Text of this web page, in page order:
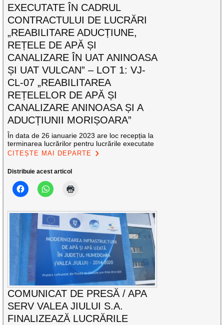
EXECUTATE ÎN CADRUL
CONTRACTULUI DE LUCRĂRI
„REABILITARE ADUCȚIUNE,
REȚELE DE APĂ ȘI
CANALIZARE ÎN UAT ANINOASA
ȘI UAT VULCAN” – LOT 1: VJ-
CL-07 „REABILITAREA
REȚELELOR DE APĂ ȘI
CANALIZARE ANINOASA ȘI A
ADUCȚIUNII MORIȘOARA”
În data de 26 ianuarie 2023 are loc recepția la
terminarea lucrărilor pentru lucrările executate
CITEȘTE MAI DEPARTE
Distribuie acest articol
COMUNICAT DE PRESĂ / APA
SERV VALEA JIULUI S.A.
FINALIZEAZĂ LUCRĂRILE